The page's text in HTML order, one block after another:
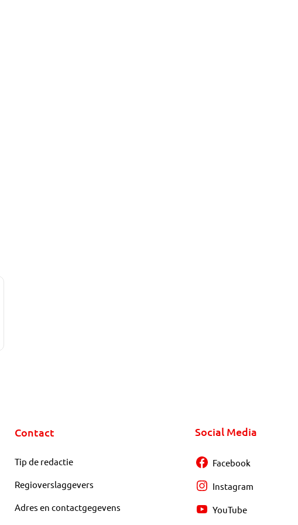
Contact
Tip de redactie
Regioverslaggevers
Adres en contactgegevens
Social Media
Facebook
Instagram
YouTube